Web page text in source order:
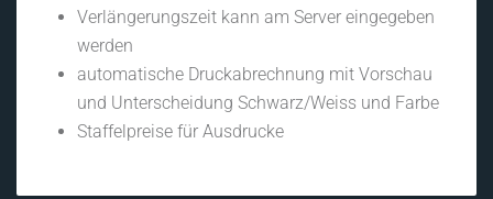
Verlängerungszeit kann am Server eingegeben
werden
automatische Druckabrechnung mit Vorschau
und Unterscheidung Schwarz/Weiss und Farbe
Staffelpreise für Ausdrucke